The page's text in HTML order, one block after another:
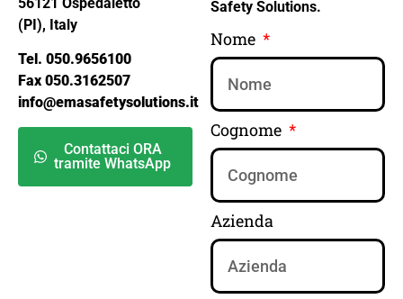
(PI), Italy
Tel. 050.9656100
Fax 050.3162507
info@emasafetysolutions.it
Contattaci ORA
tramite WhatsApp
Safety Solutions.
Nome
Cognome
Azienda